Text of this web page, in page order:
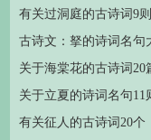
有关过洞庭的古诗词9则
古诗文：拏的诗词名句
关于海棠花的古诗词20
关于立夏的诗词名句11
有关征人的古诗词20个